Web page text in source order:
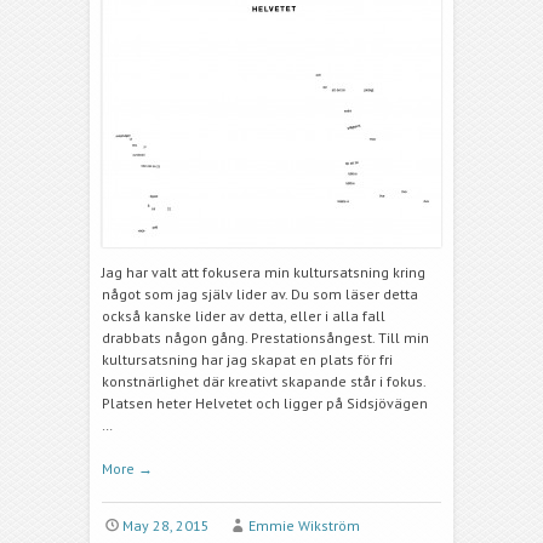
Jag har valt att fokusera min kultursatsning kring
något som jag själv lider av. Du som läser detta
också kanske lider av detta, ­eller i alla fall
drabbats någon gång. Prestationsångest. Till min
kultursatsning har jag skapat en plats för fri
konstnärlig­het där kreativt skapande står i fokus.
Platsen heter Helvetet och ligger på Sidsjövägen
…
More →
May 28, 2015 Emmie Wikström